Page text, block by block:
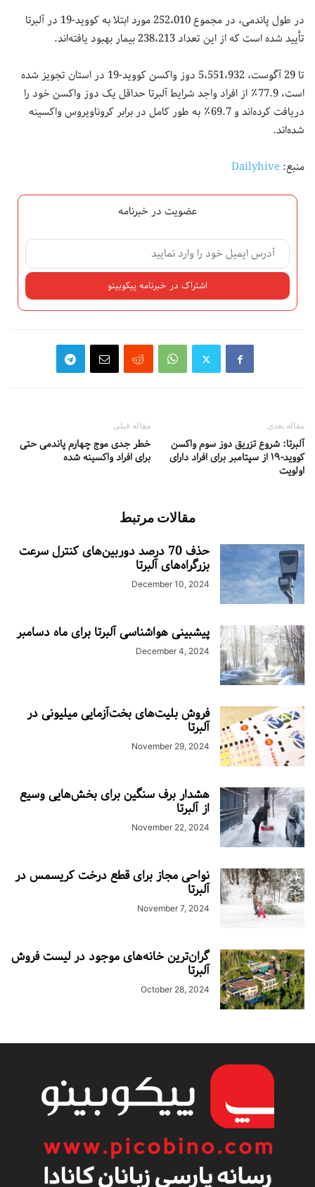
در طول پاندمی، در مجموع 252،010 مورد ابتلا به کووید-19 در آلبرتا
تأیید شده است که از این تعداد 238،213 بیمار بهبود یافته‌اند.
تا 29 آگوست، 5،551،932 دوز واکسن کووید-19 در استان تجویز شده
است، 77.9٪ از افراد واجد شرایط آلبرتا حداقل یک دوز واکسن خود را
دریافت کرده‌اند و 69.7٪ به طور کامل در برابر کروناویروس واکسینه
شده‌اند.
منبع:Dailyhive
عضویت در خبرنامه
مقاله قبلی
خطر جدی موج چهارم پاندمی حتی
برای افراد واکسینه شده
مقاله بعدی
آلبرتا: شروع تزریق دوز سوم واکسن
کووید-۱۹ از سپتامبر برای افراد دارای
اولویت
مقالات مرتبط
حذف 70 درصد دوربین‌های کنترل سرعت
بزرگراه‌های آلبرتا
December 10, 2024
پیشبینی هواشناسی آلبرتا برای ماه دسامبر
December 4, 2024
فروش بلیت‌های بخت‌آزمایی میلیونی در
آلبرتا
November 29, 2024
هشدار برف سنگین برای بخش‌هایی وسیع
از آلبرتا
November 22, 2024
نواحی مجاز برای قطع درخت کریسمس در
آلبرتا
November 7, 2024
گران‌ترین خانه‌های موجود در لیست فروش
آلبرتا
October 28, 2024